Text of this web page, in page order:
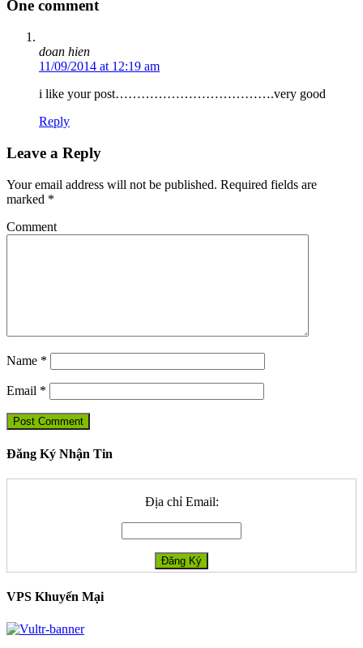
One comment
doan hien
11/09/2014 at 12:19 am
i like your post……………………………….very good
Reply
Leave a Reply
Your email address will not be published. Required fields are
marked *
Comment
Name *
Email *
Đăng Ký Nhận Tin
Địa chỉ Email:
VPS Khuyến Mại